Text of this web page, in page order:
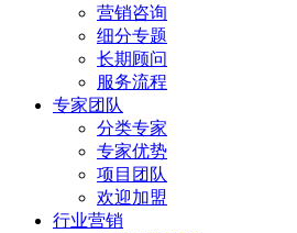
营销咨询
细分专题
长期顾问
服务流程
专家团队
分类专家
专家优势
项目团队
欢迎加盟
行业营销